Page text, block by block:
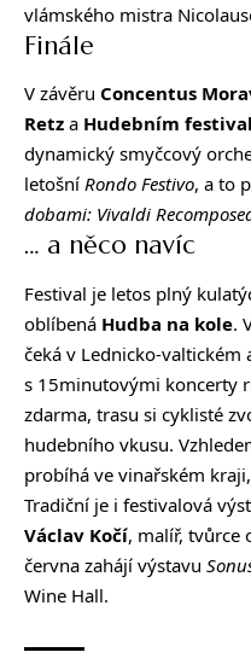
vlámského mistra
Finále
V závěru Concentus
Retz a Hudebním
dynamický smyčcový
letošní Rondo Festivo, a to
dobami: Vivaldi
… a něco navíc
Festival je letos plný
oblíbená Hudba na kole.
čeká v Lednicko-valtickém
s 15minutovými koncerty
zdarma, trasu si cyklisté
hudebního vkusu.
probíhá ve vinařském
Tradiční je i festivalová
Václav Kočí, malíř, tvůrce
června zahájí výstavu
Wine Hall.